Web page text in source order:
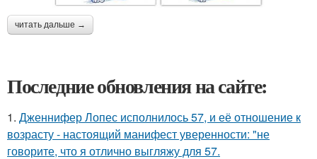
читать дальше →
Последние обновления на сайте:
1. Дженнифер Лопес исполнилось 57, и её отношение к
возрасту - настоящий манифест уверенности: "не
говорите, что я отлично выгляжу для 57.